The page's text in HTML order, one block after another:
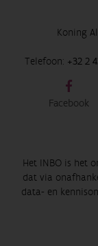
Koning
Telefoon: +32 2
Facebook
Het INBO is het
dat via
data- en